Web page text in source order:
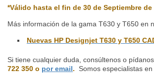
*Válido hasta el fin de 30 de Septiembre de
Más información de la gama T630 y T650 en
Nuevas HP Designjet T630 y T650
Si tiene cualquier duda, consúltenos o
722 350 o por email. Somos especialistas